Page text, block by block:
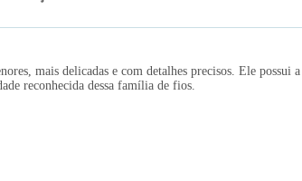
mais delicadas e com detalhes precisos. Ele possui
reconhecida dessa família de fios.